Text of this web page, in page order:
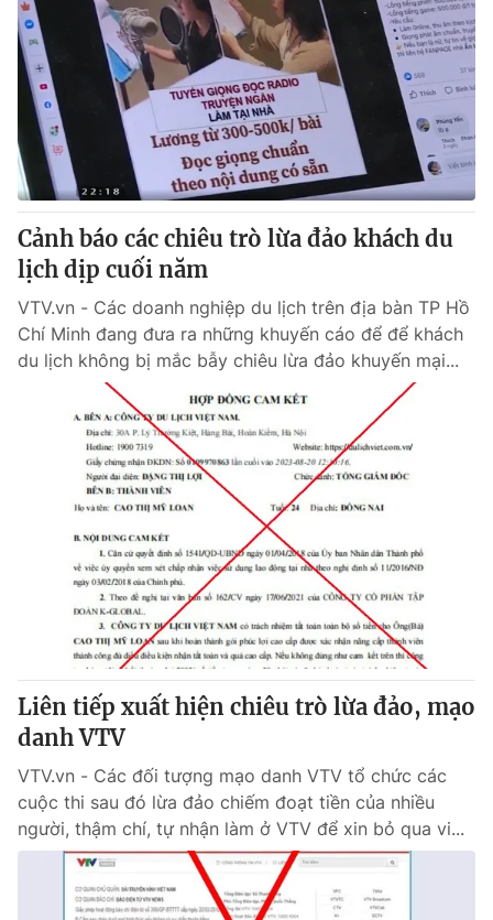
Cảnh báo các chiêu trò lừa đảo khách du
lịch dịp cuối năm
VTV.vn - Các doanh nghiệp du lịch trên địa bàn TP Hồ
Chí Minh đang đưa ra những khuyến cáo để để khách
du lịch không bị mắc bẫy chiêu lừa đảo khuyến mại...
Liên tiếp xuất hiện chiêu trò lừa đảo, mạo
danh VTV
VTV.vn - Các đối tượng mạo danh VTV tổ chức các
cuộc thi sau đó lừa đảo chiếm đoạt tiền của nhiều
người, thậm chí, tự nhận làm ở VTV để xin bỏ qua vi...